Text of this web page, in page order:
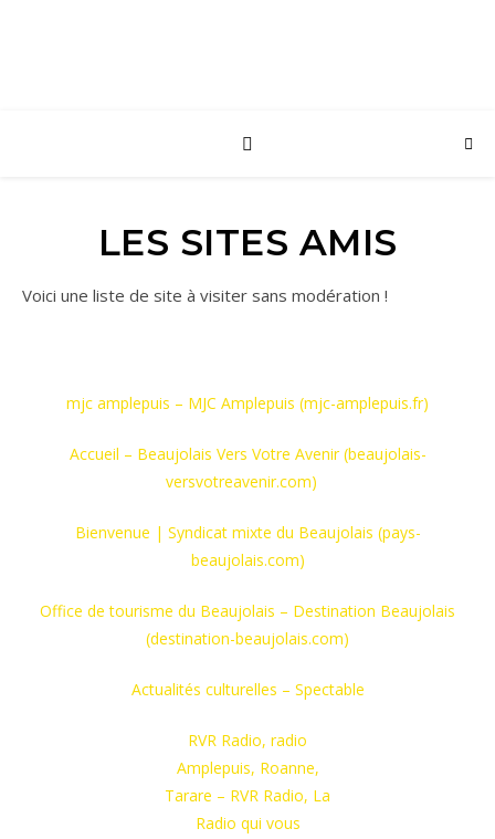
LES SITES AMIS
Voici une liste de site à visiter sans modération !
mjc amplepuis – MJC Amplepuis (mjc-amplepuis.fr)
Accueil – Beaujolais Vers Votre Avenir (beaujolais-
versvotreavenir.com)
Bienvenue | Syndicat mixte du Beaujolais (pays-
beaujolais.com)
Office de tourisme du Beaujolais – Destination Beaujolais
(destination-beaujolais.com)
Actualités culturelles – Spectable
RVR Radio, radio
Amplepuis, Roanne,
Tarare – RVR Radio, La
Radio qui vous